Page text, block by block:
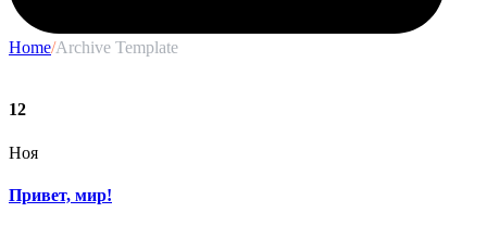
Home/Archive Template
12
Ноя
Привет, мир!